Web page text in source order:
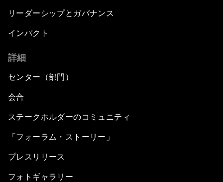
リーダーシップとガバナンス
インパクト
詳細
センター（部門）
会合
ステークホルダーのコミュニティ
「フォーラム・ストーリー」
プレスリリース
フォトギャラリー